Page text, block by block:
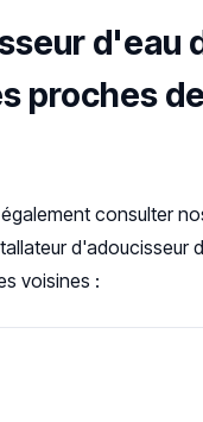
d'eau
proches de
consulter
d'adoucisseur
voisines :